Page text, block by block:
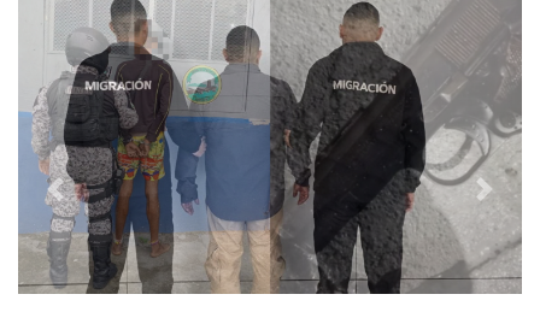
Previous Next